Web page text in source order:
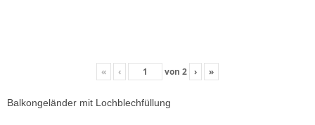
« ‹ von 2 › »
Balkongeländer mit Lochblechfüllung